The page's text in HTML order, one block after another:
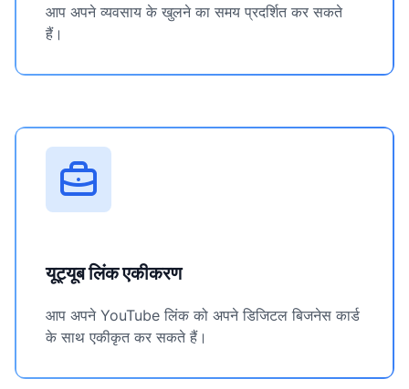
आप अपने व्यवसाय के खुलने का समय प्रदर्शित कर सकते
हैं।
यूट्यूब लिंक एकीकरण
आप अपने YouTube लिंक को अपने डिजिटल बिजनेस कार्ड
के साथ एकीकृत कर सकते हैं।